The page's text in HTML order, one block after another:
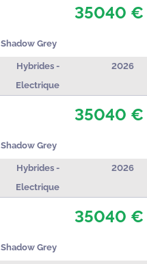
Shadow Grey
35040 €
Hybrides -
Electrique
2026
Shadow Grey
35040 €
Hybrides -
Electrique
2026
Shadow Grey
35040 €